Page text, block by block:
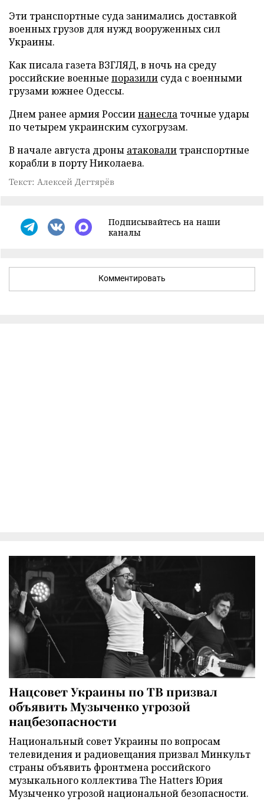
Эти транспортные суда занимались доставкой
военных грузов для нужд вооруженных сил
Украины.
Как писала газета ВЗГЛЯД, в ночь на среду
российские военные поразили суда с военными
грузами южнее Одессы.
Днем ранее армия Россиинанесла точные удары
по четырем украинским сухогрузам.
В начале августа дроны атаковали транспортные
корабли в порту Николаева.
Текст: Алексей Дегтярёв
Подписывайтесь на наши
каналы
Комментировать
Нацсовет Украины по ТВ призвал
объявить Музыченко угрозой
нацбезопасности
Национальный совет Украины по вопросам
телевидения и радиовещания призвал Минкульт
страны объявить фронтмена российского
музыкального коллектива The Hatters Юрия
Музыченко угрозой национальной безопасности.